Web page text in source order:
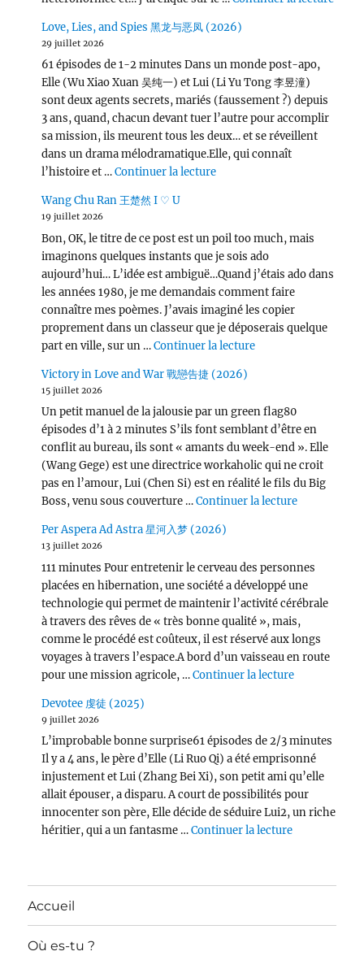
Love, Lies, and Spies 黑龙与恶凤 (2026)
29 juillet 2026
61 épisodes de 1-2 minutes Dans un monde post-apo,
Elle (Wu Xiao Xuan 吴纯一) et Lui (Li Yu Tong 李昱潼)
sont deux agents secrets, mariés (faussement ?) depuis
3 ans, quand, chacun devant tuer l’autre pour accomplir
sa mission, ils meurent tous les deux… et se réveillent
dans un drama mélodramatique.Elle, qui connaît
l’histoire et …Continuer la lecturede « Love, Lies, and Spies
Wang Chu Ran 王楚然 I ♡ U
19 juillet 2026
Bon, OK, le titre de ce post est un poil too much, mais
imaginons quelques instants que je sois ado
aujourd’hui… L’idée est ambiguë…Quand j’étais ado dans
les années 1980, je me demandais comment faire
connaître mes poèmes. J’avais imaginé les copier
proprement dans un classeur que je déposerais quelque
part en ville, sur un …Continuer la lecturede « Wang Chu Ran
Victory in Love and War 戰戀告捷 (2026)
15 juillet 2026
Un petit manuel de la jalousie par un green flag80
épisodes d’1 à 2 minutes S’ils font semblant d’être en
conflit au bureau, ils sont « amants du week-end ». Elle
(Wang Gege) est une directrice workaholic qui ne croit
pas en l’amour, Lui (Chen Si) est en réalité le fils du Big
Boss, venu sous couverture …Continuer la lecturede « Victory
Per Aspera Ad Astra 星河入梦 (2026)
13 juillet 2026
111 minutes Pour entretenir le cerveau des personnes
placées en hibernation, une société a développé une
technologie qui permet de maintenir l’activité cérébrale
à travers des rêves de « très bonne qualité », mais,
comme le procédé est coûteux, il est réservé aux longs
voyages à travers l’espace.A bord d’un vaisseau en route
pour une mission agricole, …Continuer la lecturede « Per
Devotee 虔徒 (2025)
9 juillet 2026
L’improbable bonne surprise61 épisodes de 2/3 minutes
Il y a 4 ans, le père d’Elle (Li Ruo Qi) a été emprisonné
injustement et Lui (Zhang Bei Xi), son petit ami qu’elle
allait épouser, a disparu. A court de possibilités pour
innocenter son père, Elle décide de séduire Lui2, un riche
héritier, qui a un fantasme …Continuer la lecturede « Devotee
Accueil
Où es-tu ?